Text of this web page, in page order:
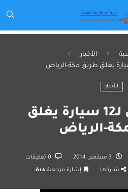
الأخبار
الأخبار
حادث جماعي لـ12 سيارة يغلق
الرياض
3 سبتمبر، 2014
شاركها إشارة مرجعية A+A-